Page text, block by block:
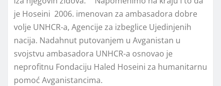
je Hoseini 2006. imenovan za ambasadora dobre
volje UNHCR-a, Agencije za izbeglice Ujedinjenih
nacija. Nadahnut putovanjem u Avganistan u
svojstvu ambasadora UNHCR-a osnovao je
neprofitnu Fondaciju Haled Hoseini za humanitarnu
pomoć Avganistancima.